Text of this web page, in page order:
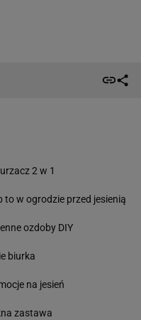
2 w 1
to w ogrodzie przed jesienią
ozdoby DIY
biurka
na jesień
zastawa